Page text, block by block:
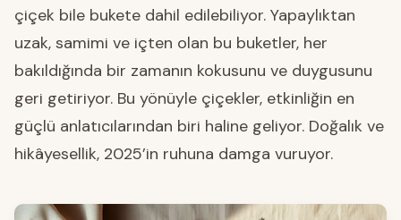
çiçek bile bukete dahil edilebiliyor. Yapaylıktan
uzak, samimi ve içten olan bu buketler, her
bakıldığında bir zamanın kokusunu ve duygusunu
geri getiriyor. Bu yönüyle çiçekler, etkinliğin en
güçlü anlatıcılarından biri haline geliyor. Doğalık ve
hikâyesellik, 2025’in ruhuna damga vuruyor.